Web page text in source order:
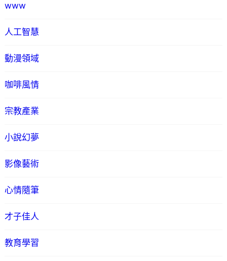
www
人工智慧
動漫領域
咖啡風情
宗教產業
小說幻夢
影像藝術
心情隨筆
才子佳人
教育學習